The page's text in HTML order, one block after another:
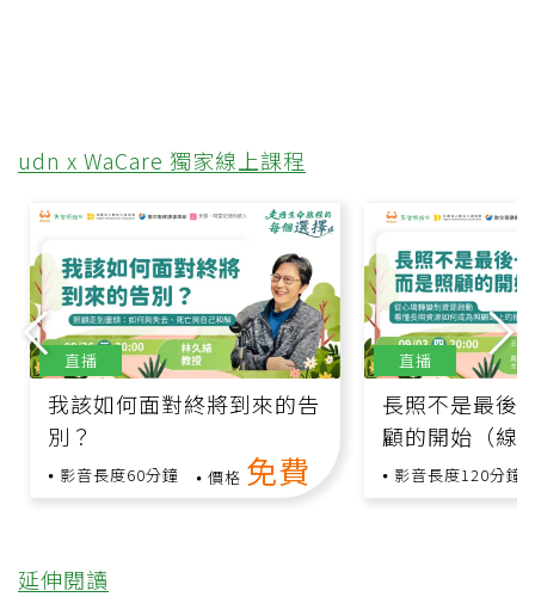
udn x WaCare 獨家線上課程
我該如何面對終將到來的告
別？
影音長度60分鐘 價格 免費
直播
長照不是最後
顧的開始（線
跨領域專家與
影音長度120分鐘
直播
延伸閱讀